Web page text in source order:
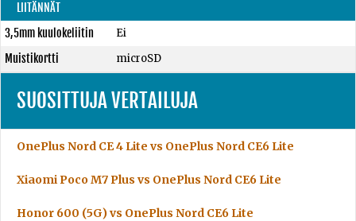
LIITÄNNÄT
3,5mm kuulokeliitin
Ei
Muistikortti
microSD
SUOSITTUJA VERTAILUJA
OnePlus Nord CE 4 Lite vs OnePlus Nord CE6 Lite
Xiaomi Poco M7 Plus vs OnePlus Nord CE6 Lite
Honor 600 (5G) vs OnePlus Nord CE6 Lite